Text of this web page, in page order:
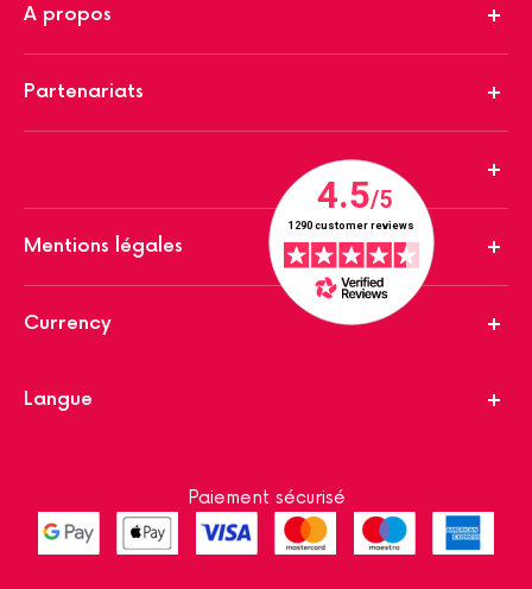
A propos
Partenariats
Mentions légales
Currency
Langue
Paiement sécurisé